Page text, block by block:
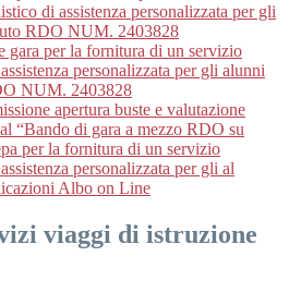
di assistenza personalizzata per gli
RDO NUM. 2403828
gara per la fornitura di un servizio
personalizzata per gli alunni
NUM. 2403828
apertura buste e valutazione
“Bando di gara a mezzo RDO su
per la fornitura di un servizio
personalizzata per gli al
Albo on Line
viaggi di istruzione